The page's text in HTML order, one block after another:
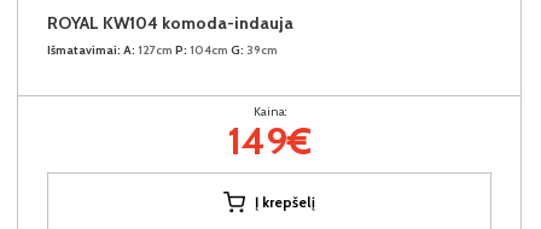
ROYAL KW104 komoda-indauja
Išmatavimai: A: 127cm P: 104cm G: 39cm
Kaina:
149€
Į krepšelį